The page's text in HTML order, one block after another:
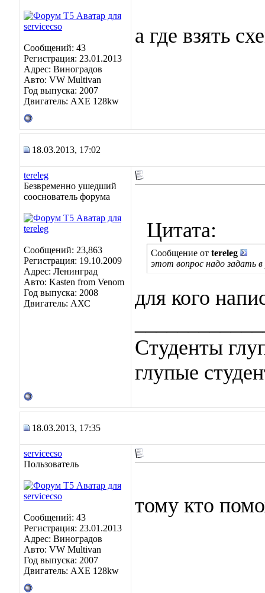
Сообщений: 43
Регистрация: 23.01.2013
Адрес: Виноградoв
Авто: VW Multivan
Год выпуска: 2007
Двигатель: AXE 128kw
а где взять
18.03.2013, 17:02
tereleg
Безвременно ушедший
сооснователь форума
Сообщений: 23,863
Регистрация: 19.10.2009
Адрес: Ленинград
Авто: Kasten from Venom
Год выпуска: 2008
Двигатель: АХС
Цитата:
Сообщение от tereleg
этот вопрос надо задать в
для кого
Студенты
глупые
18.03.2013, 17:35
servicecso
Пользователь
Сообщений: 43
Регистрация: 23.01.2013
Адрес: Виноградoв
Авто: VW Multivan
Год выпуска: 2007
Двигатель: AXE 128kw
тому кто